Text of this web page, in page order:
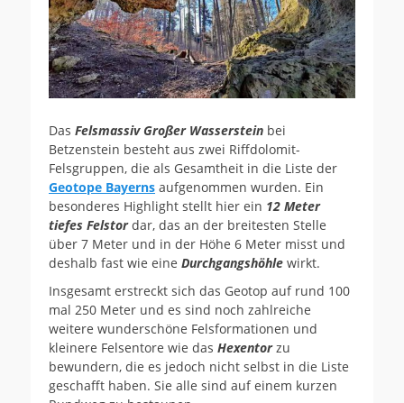
Das Felsmassiv Großer Wasserstein bei
Betzenstein besteht aus zwei Riffdolomit-
Felsgruppen, die als Gesamtheit in die Liste der
Geotope Bayerns aufgenommen wurden. Ein
besonderes Highlight stellt hier ein 12 Meter
tiefes Felstordar, das an der breitesten Stelle
über 7 Meter und in der Höhe 6 Meter misst und
deshalb fast wie eine Durchgangshöhle wirkt.
Insgesamt erstreckt sich das Geotop auf rund 100
mal 250 Meter und es sind noch zahlreiche
weitere wunderschöne Felsformationen und
kleinere Felsentore wie das Hexentorzu
bewundern, die es jedoch nicht selbst in die Liste
geschafft haben. Sie alle sind auf einem kurzen